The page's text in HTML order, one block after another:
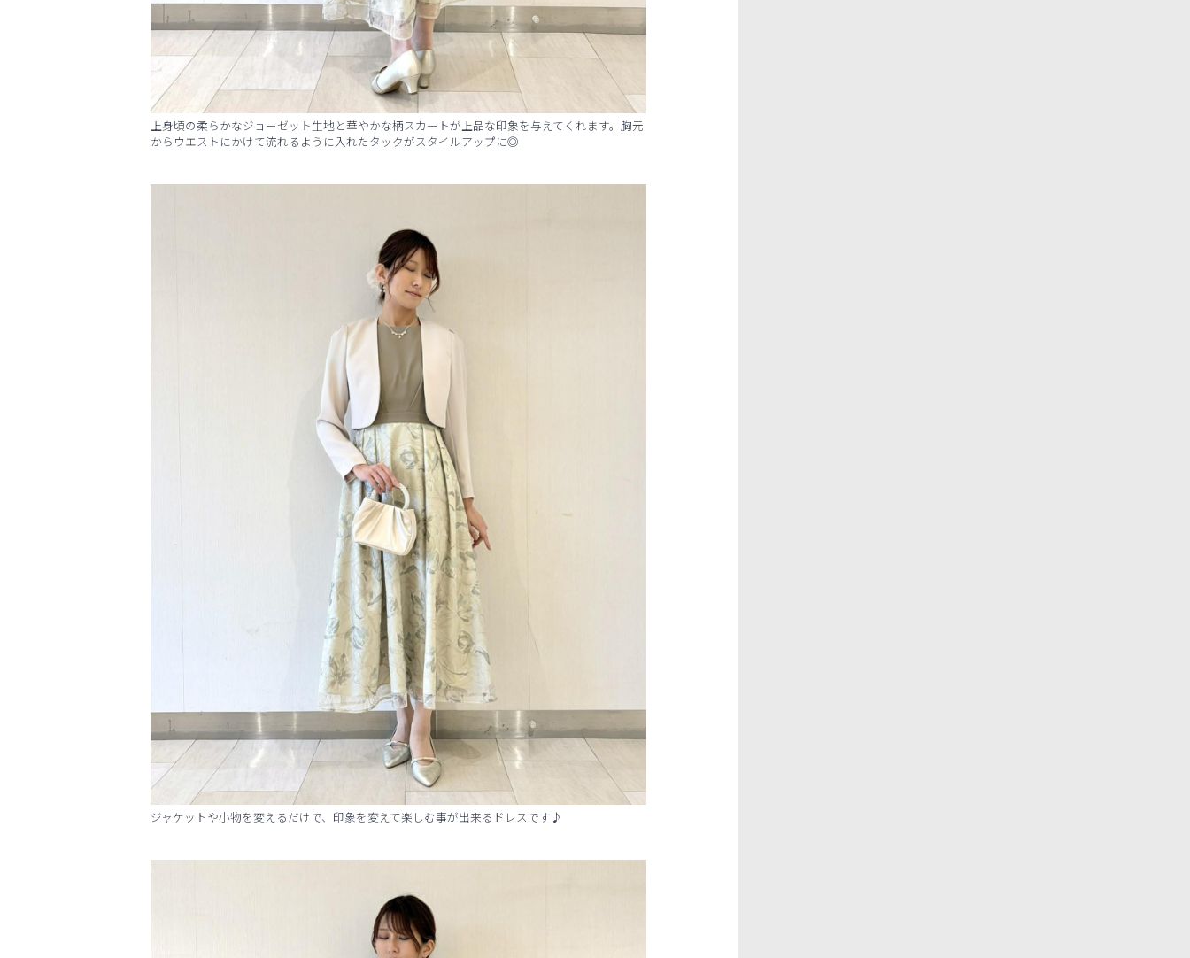
上身頃の柔らかなジョーゼット生地と華やかな柄スカートが上品な印象を与えてくれます。胸元
からウエストにかけて流れるように入れたタックがスタイルアップに◎
ジャケットや小物を変えるだけで、印象を変えて楽しむ事が出来るドレスです♪